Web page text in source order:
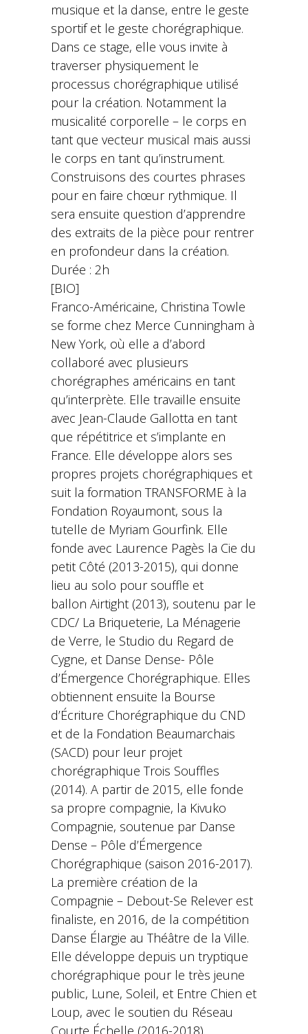
musique et la danse, entre le geste
sportif et le geste chorégraphique.
Dans ce stage, elle vous invite à
traverser physiquement le
processus chorégraphique utilisé
pour la création. Notamment la
musicalité corporelle – le corps en
tant que vecteur musical mais aussi
le corps en tant qu’instrument.
Construisons des courtes phrases
pour en faire chœur rythmique. Il
sera ensuite question d’apprendre
des extraits de la pièce pour rentrer
en profondeur dans la création.
Durée : 2h
[BIO]
Franco-Américaine, Christina Towle
se forme chez Merce Cunningham à
New York, où elle a d’abord
collaboré avec plusieurs
chorégraphes américains en tant
qu’interprète. Elle travaille ensuite
avec Jean-Claude Gallotta en tant
que répétitrice et s’implante en
France. Elle développe alors ses
propres projets chorégraphiques et
suit la formation TRANSFORME à la
Fondation Royaumont, sous la
tutelle de Myriam Gourfink. Elle
fonde avec Laurence Pagès la Cie du
petit Côté (2013-2015), qui donne
lieu au solo pour souffle et
ballon Airtight (2013), soutenu par le
CDC/ La Briqueterie, La Ménagerie
de Verre, le Studio du Regard de
Cygne, et Danse Dense- Pôle
d’Émergence Chorégraphique. Elles
obtiennent ensuite la Bourse
d’Écriture Chorégraphique du CND
et de la Fondation Beaumarchais
(SACD) pour leur projet
chorégraphique Trois Souffles
(2014). A partir de 2015, elle fonde
sa propre compagnie, la Kivuko
Compagnie, soutenue par Danse
Dense – Pôle d’Émergence
Chorégraphique (saison 2016-2017).
La première création de la
Compagnie – Debout-Se Relever est
finaliste, en 2016, de la compétition
Danse Élargie au Théâtre de la Ville.
Elle développe depuis un tryptique
chorégraphique pour le très jeune
public, Lune, Soleil, et Entre Chien et
Loup, avec le soutien du Réseau
Courte Échelle (2016-2018).